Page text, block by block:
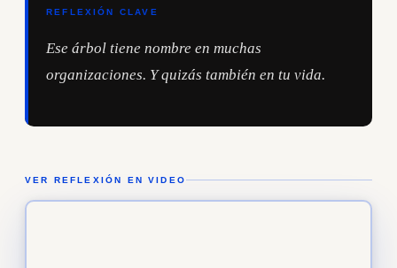
REFLEXIÓN CLAVE
Ese árbol tiene nombre en muchas
organizaciones. Y quizás también en tu vida.
VER REFLEXIÓN EN VIDEO